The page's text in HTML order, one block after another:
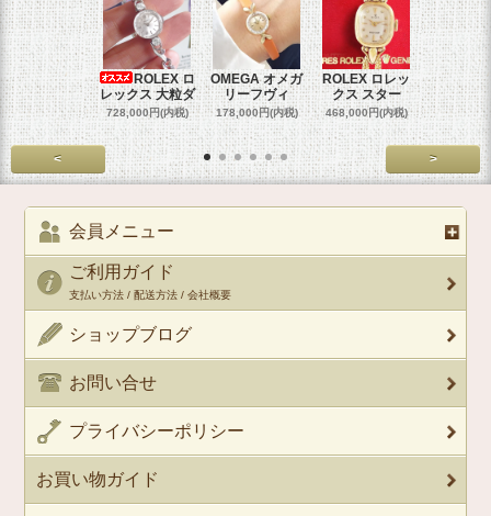
ROLEX ロ
レックス 大粒ダ
728,000円(内税)
OMEGA オメガ
リーフヴィ
178,000円(内税)
ROLEX ロレッ
クス スター
468,000円(内税)
ROLEX
クス
458,000円
< >
会員メニュー
ご利用ガイド
支払い方法 / 配送方法 / 会社概要
ショップブログ
お問い合せ
プライバシーポリシー
お買い物ガイド